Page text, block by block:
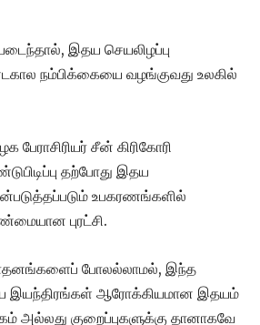
இதய செயலிழப்பு
நம்பிக்கையை வழங்குவது உலகில்
சீன் கிரிகோரி
தற்போது இதய
உபகரணங்களில்
புரட்சி.
போலல்லாமல், இந்த
இயந்திரங்கள் ஆரோக்கியமான இதயம்
அல்லது குறைப்புகளுக்கு தானாகவே